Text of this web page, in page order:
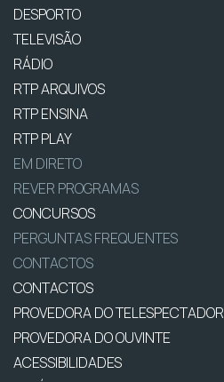
DESPORTO
TELEVISÃO
RÁDIO
RTP ARQUIVOS
RTP ENSINA
RTP PLAY
EM DIRETO
REVER PROGRAMAS
CONCURSOS
PERGUNTAS FREQUENTES
CONTACTOS
CONTACTOS
PROVEDORA DO TELESPECTADOR
PROVEDORA DO OUVINTE
ACESSIBILIDADES